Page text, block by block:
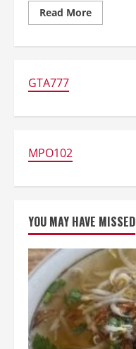
Read MoreRead
more
GTA777
MPO102
YOU MAY HAVE MISSED